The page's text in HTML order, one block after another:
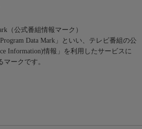
（公式番組情報マーク）
Data Mark」といい、テレビ番組の公
Information)情報」を利用したサービスに
ークです。